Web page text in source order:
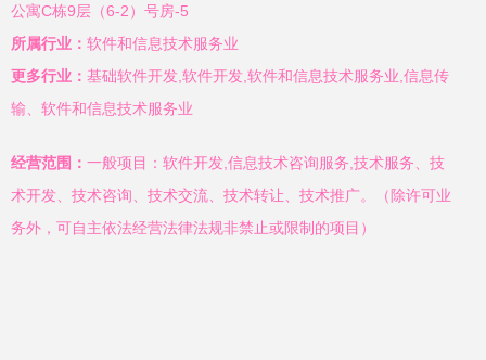
公寓C栋9层（6-2）号房-5
所属行业： 软件和信息技术服务业
更多行业： 基础软件开发,软件开发,软件和信息技术服务业,信息传
输、软件和信息技术服务业
经营范围： 一般项目：软件开发,信息技术咨询服务,技术服务、技
术开发、技术咨询、技术交流、技术转让、技术推广。（除许可业
务外，可自主依法经营法律法规非禁止或限制的项目）